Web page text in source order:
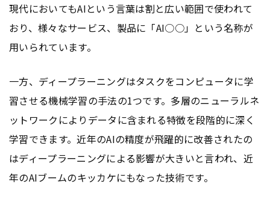
現代においてもAIという言葉は割と広い範囲で使われて
おり、様々なサービス、製品に「AI○○」という名称が
用いられています。
一方、ディープラーニングはタスクをコンピュータに学
習させる機械学習の手法の1つです。多層のニューラルネ
ットワークによりデータに含まれる特徴を段階的に深く
学習できます。近年のAIの精度が飛躍的に改善されたの
はディープラーニングによる影響が大きいと言われ、近
年のAIブームのキッカケにもなった技術です。